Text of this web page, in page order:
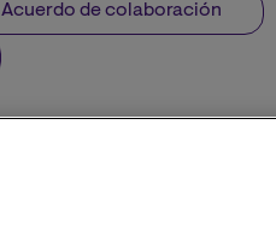
Acuerdo de colaboración